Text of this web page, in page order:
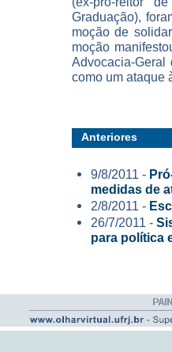
Graduação),
moção de
moção
Advocacia-Geral
como um ataque
Anteriores
9/8/2011 -
medidas de
2/8/2011 -
26/7/2011 -
para política